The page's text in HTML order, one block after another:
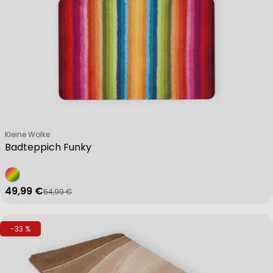
Badteppich Funky
Verkäufer:
Kleine Wolke
Verkaufspreis
49,99 €
Regulärer Preis
54,99 €
-33 %